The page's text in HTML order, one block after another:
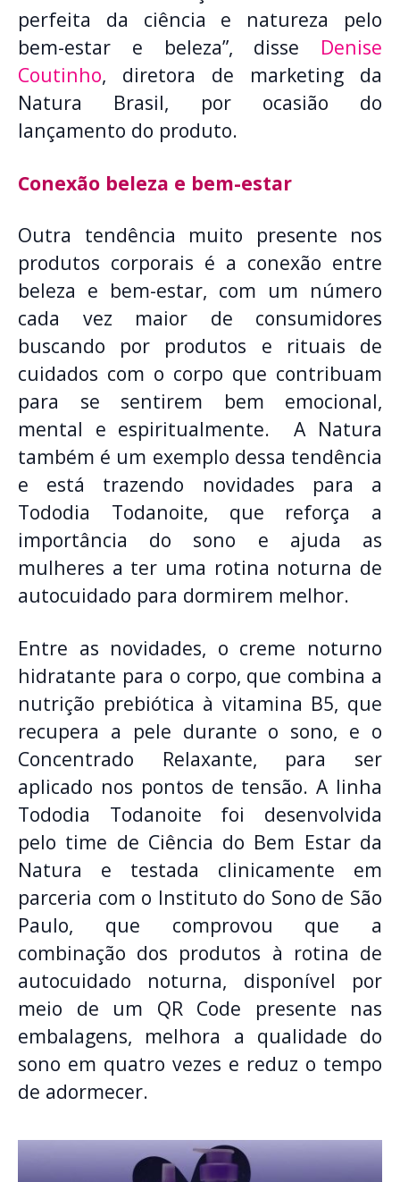
perfeita da ciência e natureza pelo
bem-estar e beleza”, disse Denise
Coutinho, diretora de marketing da
Natura Brasil, por ocasião do
lançamento do produto.
Conexão beleza e bem-estar
Outra tendência muito presente nos
produtos corporais é a conexão entre
beleza e bem-estar, com um número
cada vez maior de consumidores
buscando por produtos e rituais de
cuidados com o corpo que contribuam
para se sentirem bem emocional,
mental e espiritualmente. A Natura
também é um exemplo dessa tendência
e está trazendo novidades para a
Tododia Todanoite, que reforça a
importância do sono e ajuda as
mulheres a ter uma rotina noturna de
autocuidado para dormirem melhor.
Entre as novidades, o creme noturno
hidratante para o corpo, que combina a
nutrição prebiótica à vitamina B5, que
recupera a pele durante o sono, e o
Concentrado Relaxante, para ser
aplicado nos pontos de tensão. A linha
Tododia Todanoite foi desenvolvida
pelo time de Ciência do Bem Estar da
Natura e testada clinicamente em
parceria com o Instituto do Sono de São
Paulo, que comprovou que a
combinação dos produtos à rotina de
autocuidado noturna, disponível por
meio de um QR Code presente nas
embalagens, melhora a qualidade do
sono em quatro vezes e reduz o tempo
de adormecer.